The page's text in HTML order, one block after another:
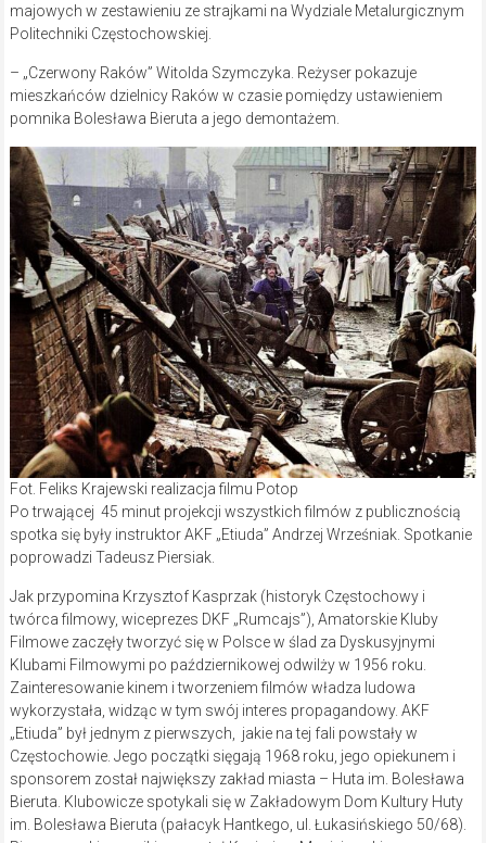
majowych w zestawieniu ze strajkami na Wydziale Metalurgicznym
Politechniki Częstochowskiej.
– „Czerwony Raków” Witolda Szymczyka. Reżyser pokazuje
mieszkańców dzielnicy Raków w czasie pomiędzy ustawieniem
pomnika Bolesława Bieruta a jego demontażem.
Fot. Feliks Krajewski realizacja filmu Potop
Po trwającej 45 minut projekcji wszystkich filmów z publicznością
spotka się były instruktor AKF „Etiuda” Andrzej Wrześniak. Spotkanie
poprowadzi Tadeusz Piersiak.
Jak przypomina Krzysztof Kasprzak (historyk Częstochowy i
twórca filmowy, wiceprezes DKF „Rumcajs”), Amatorskie Kluby
Filmowe zaczęły tworzyć się w Polsce w ślad za Dyskusyjnymi
Klubami Filmowymi po październikowej odwilży w 1956 roku.
Zainteresowanie kinem i tworzeniem filmów władza ludowa
wykorzystała, widząc w tym swój interes propagandowy. AKF
„Etiuda” był jednym z pierwszych, jakie na tej fali powstały w
Częstochowie. Jego początki sięgają 1968 roku, jego opiekunem i
sponsorem został największy zakład miasta – Huta im. Bolesława
Bieruta. Klubowicze spotykali się w Zakładowym Dom Kultury Huty
im. Bolesława Bieruta (pałacyk Hantkego, ul. Łukasińskiego 50/68).